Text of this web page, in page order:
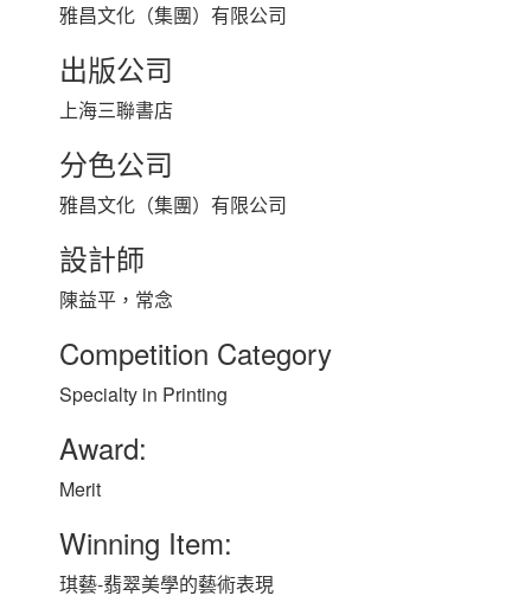
雅昌文化（集團）有限公司
出版公司
上海三聯書店
分色公司
雅昌文化（集團）有限公司
設計師
陳益平，常念
Competition Category
Specialty in Printing
Award:
Merit
Winning Item:
琪藝-翡翠美學的藝術表現